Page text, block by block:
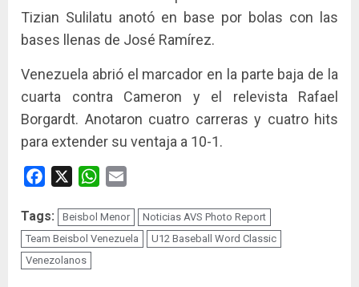
Tizian Sulilatu anotó en base por bolas con las
bases llenas de José Ramírez.
Venezuela abrió el marcador en la parte baja de la
cuarta contra Cameron y el relevista Rafael
Borgardt. Anotaron cuatro carreras y cuatro hits
para extender su ventaja a 10-1.
Facebook WhatsApp
Tags: Beisbol Menor
Noticias AVS Photo Report
Team Beisbol Venezuela
U12 Baseball Word Classic
Venezolanos